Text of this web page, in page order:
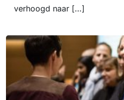
verhoogd naar […]